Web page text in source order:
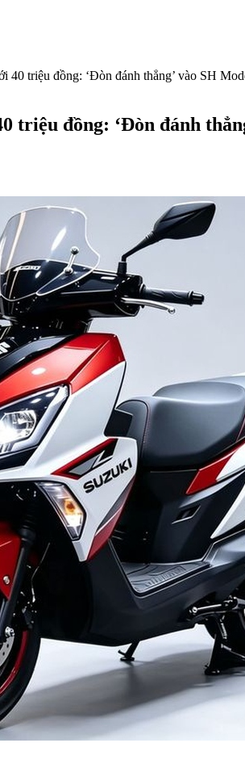
40 triệu đồng: ‘Đòn đánh thẳng’ vào SH
triệu đồng: ‘Đòn đánh